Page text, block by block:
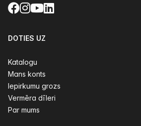
Facebook
Instagram
YouTube
LinkedIn
DOTIES UZ
Katalogu
Mans konts
Iepirkumu grozs
Vermēra dīleri
Par mums